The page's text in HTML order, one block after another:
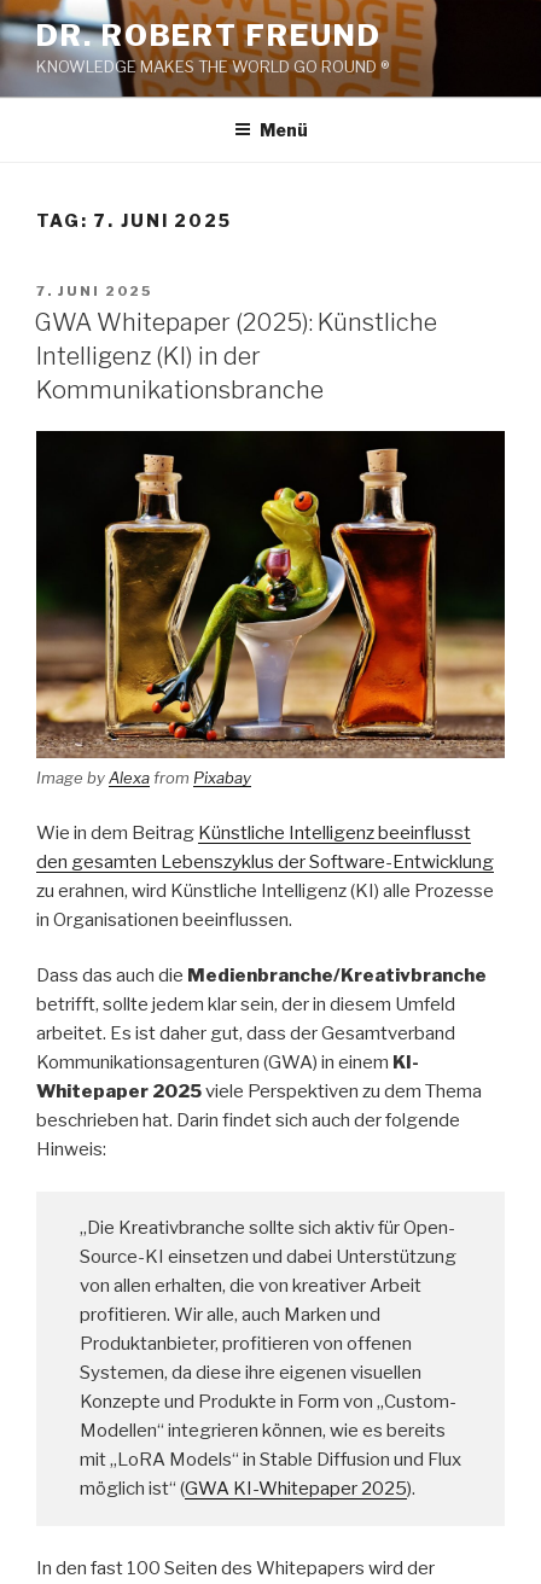
Zum
Inhalt
springen
DR. ROBERT FREUND
KNOWLEDGE MAKES THE WORLD GO ROUND ®
Menü
TAG: 7. JUNI 2025
VERÖFFENTLICHT
AM
7. JUNI 2025
GWA Whitepaper (2025): Künstliche
Intelligenz (KI) in der
Kommunikationsbranche
Image byAlexafrom Pixabay
Wie in dem Beitrag Künstliche Intelligenz beeinflusst
den gesamten Lebenszyklus der Software-Entwicklung
zu erahnen, wird Künstliche Intelligenz (KI) alle Prozesse
in Organisationen beeinflussen.
Dass das auch die Medienbranche/Kreativbranche
betrifft, sollte jedem klar sein, der in diesem Umfeld
arbeitet. Es ist daher gut, dass der Gesamtverband
Kommunikationsagenturen (GWA) in einem KI-
Whitepaper 2025viele Perspektiven zu dem Thema
beschrieben hat. Darin findet sich auch der folgende
Hinweis:
„Die Kreativbranche sollte sich aktiv für Open-
Source-KI einsetzen und dabei Unterstützung
von allen erhalten, die von kreativer Arbeit
profitieren. Wir alle, auch Marken und
Produktanbieter, profitieren von offenen
Systemen, da diese ihre eigenen visuellen
Konzepte und Produkte in Form von „Custom-
Modellen“ integrieren können, wie es bereits
mit „LoRA Models“ in Stable Diffusion und Flux
möglich ist“ (GWA KI-Whitepaper 2025).
In den fast 100 Seiten des Whitepapers wird der